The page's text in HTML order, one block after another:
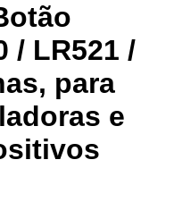
/ LR521 /
para
e